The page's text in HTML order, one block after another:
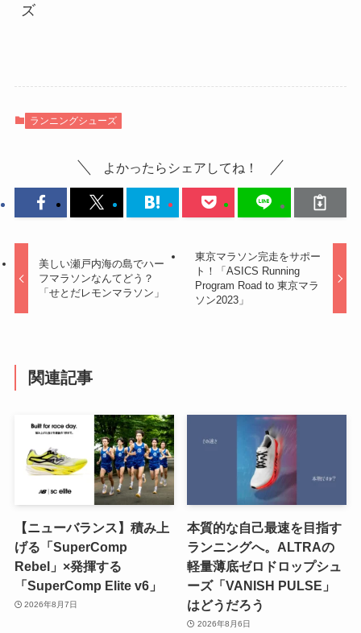
ズ
ランニングシューズ
よかったらシェアしてね！
美しい瀬戸内海の島でハー
フマラソンなんてどう？
「せとだレモンマラソン」
東京マラソン完走をサポー
ト！「ASICS Running
Program Road to 東京マラ
ソン2023」
関連記事
【ニューバランス】積み上
げる「SuperComp
Rebel」×発揮する
「SuperComp Elite v6」
2026年8月7日
本質的な自己最速を目指す
ランニングへ。ALTRAの
軽量薄底ゼロドロップシュ
ーズ「VANISH PULSE」
はどうだろう
2026年8月6日